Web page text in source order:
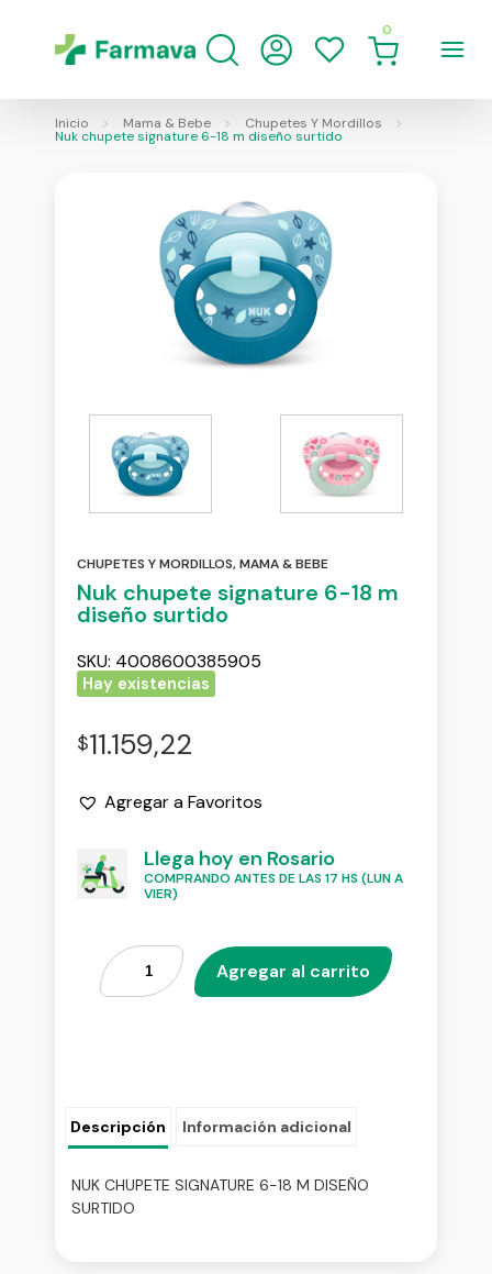
0
Inicio Mama & Bebe Chupetes Y Mordillos
Nuk chupete signature 6-18 m diseño surtido
CHUPETES Y MORDILLOS,MAMA & BEBE
Nuk chupete signature 6-18 m
diseño surtido
SKU: 4008600385905
Hay existencias
$11.159,22
Agregar a Favoritos
Llega hoy en Rosario
COMPRANDO ANTES DE LAS 17 HS (LUN A
VIER)
Agregar al carrito
Descripción Información adicional
NUK CHUPETE SIGNATURE 6-18 M DISEÑO
SURTIDO